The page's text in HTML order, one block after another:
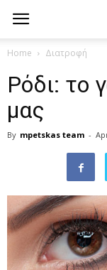
Home Διατροφή
Ρόδι: το
μας
By mpetskas team -